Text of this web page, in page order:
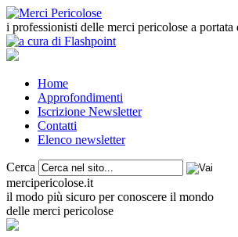
i professionisti delle merci pericolose a
Home
Approfondimenti
Iscrizione Newsletter
Contatti
Elenco newsletter
Cerca
mercipericolose.it
il modo più sicuro per conoscere il mondo
delle merci pericolose